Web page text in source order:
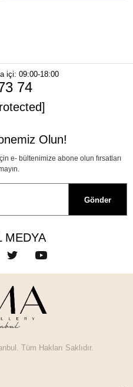
74
içi: 09:00-18:00
Olun!
e- bültenimize abone olun fırsatları
Gönder
MEDYA
Tüm Hakları Saklıdır.